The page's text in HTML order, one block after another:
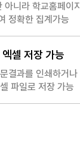
니라 학교홈페이지
정확한 집계가능
셀 저장 가능
결과를 인쇄하거나
파일로 저장 가능